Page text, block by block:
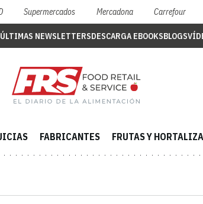
Supermercados Mercadona Carrefour
ÚLTIMAS NEWSLETTERSDESCARGA EBOOKSBLOGS
FABRICANTES FRUTAS Y